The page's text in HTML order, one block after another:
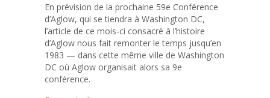
En prévision de la prochaine 59e Conférence
d’Aglow, qui se tiendra à Washington DC,
l’article de ce mois-ci consacré à l’histoire
d’Aglow nous fait remonter le temps jusqu’en
1983 — dans cette même ville de Washington
DC où Aglow organisait alors sa 9e
conférence.